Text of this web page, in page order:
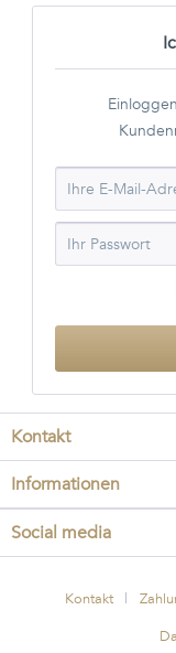
Kontakt
Informationen
Social media
Kontakt